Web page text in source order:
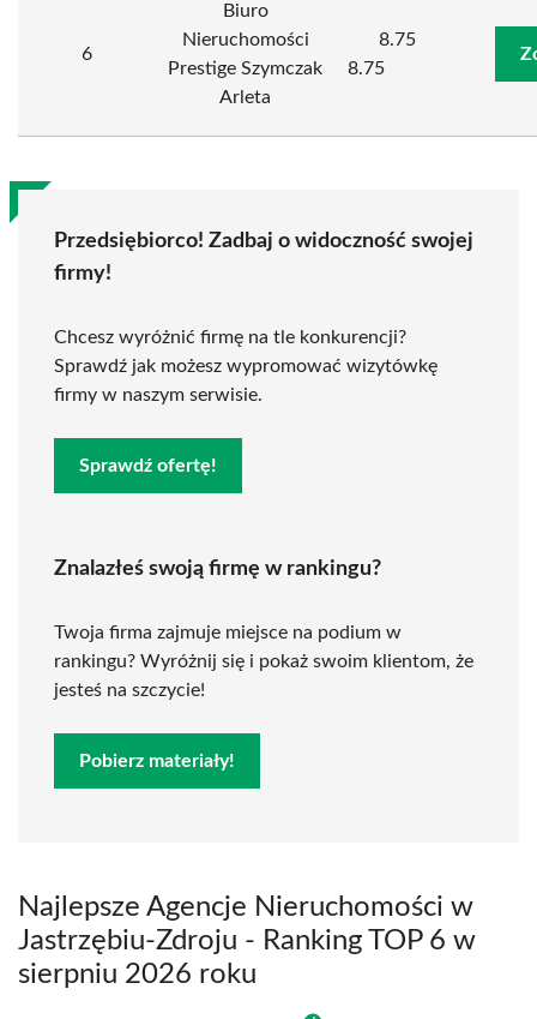
6
Biuro
Nieruchomości
Prestige Szymczak
Arleta
8.75
8.75
Przedsiębiorco! Zadbaj o widoczność swojej
firmy!
Chcesz wyróżnić firmę na tle konkurencji?
Sprawdź jak możesz wypromować wizytówkę
firmy w naszym serwisie.
Sprawdź ofertę!
Znalazłeś swoją firmę w rankingu?
Twoja firma zajmuje miejsce na podium w
rankingu? Wyróżnij się i pokaż swoim klientom, że
jesteś na szczycie!
Pobierz materiały!
Najlepsze Agencje Nieruchomości w
Jastrzębiu-Zdroju - Ranking TOP 6 w
sierpniu 2026 roku